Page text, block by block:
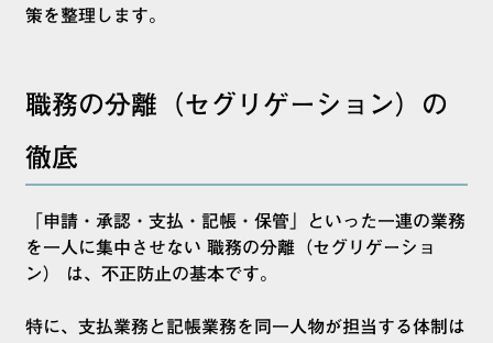
策を整理します。
職務の分離（セグリゲーション）の
徹底
「申請・承認・支払・記帳・保管」といった一連の業務
を一人に集中させない 職務の分離（セグリゲーショ
ン） は、不正防止の基本です。
特に、支払業務と記帳業務を同一人物が担当する体制は